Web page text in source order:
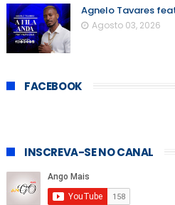
Agnelo Tavares
Agosto 03, 2026
FACEBOOK
INSCREVA-SE NO CANAL